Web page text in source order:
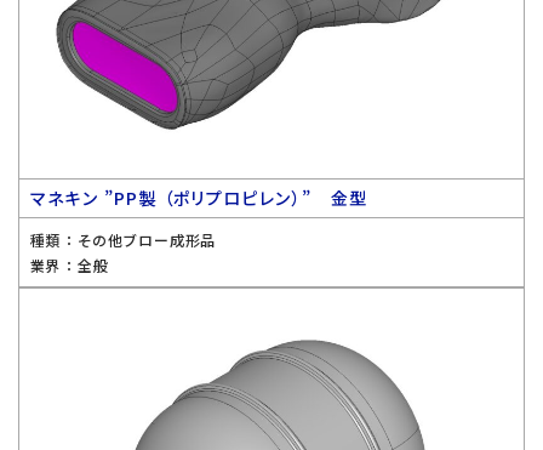
マネキン ”PP製 （ポリプロピレン）” 金型
種類 ： その他ブロー成形品
業界 ： 全般